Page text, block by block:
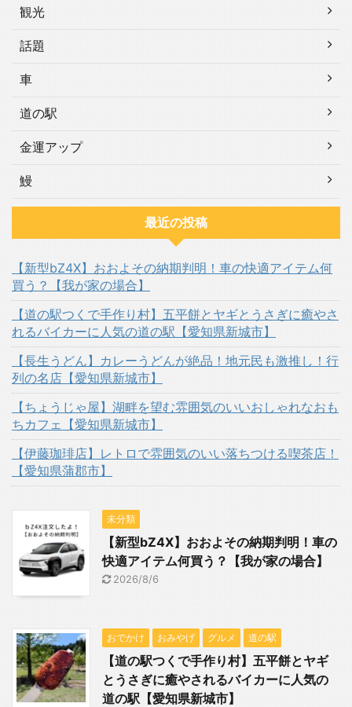
観光
話題
車
道の駅
金運アップ
鰻
最近の投稿
【新型bZ4X】おおよその納期判明！車の快適アイテム何
買う？【我が家の場合】
【道の駅つくで手作り村】五平餅とヤギとうさぎに癒やさ
れるバイカーに人気の道の駅【愛知県新城市】
【長生うどん】カレーうどんが絶品！地元民も激推し！行
列の名店【愛知県新城市】
【ちょうじゃ屋】湖畔を望む雰囲気のいいおしゃれなおも
ちカフェ【愛知県新城市】
【伊藤珈琲店】レトロで雰囲気のいい落ちつける喫茶店！
【愛知県蒲郡市】
未分類
【新型bZ4X】おおよその納期判明！車の
快適アイテム何買う？【我が家の場合】
2026/8/6
おでかけ おみやげ グルメ 道の駅
【道の駅つくで手作り村】五平餅とヤギ
とうさぎに癒やされるバイカーに人気の
道の駅【愛知県新城市】